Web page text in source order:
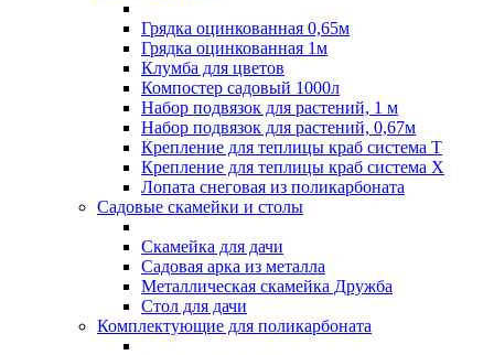
Грядка оцинкованная 0,65м
Грядка оцинкованная 1м
Клумба для цветов
Компостер садовый 1000л
Набор подвязок для растений, 1 м
Набор подвязок для растений, 0,67м
Крепление для теплицы краб система Т
Крепление для теплицы краб система Х
Лопата снеговая из поликарбоната
Садовые скамейки и столы
Скамейка для дачи
Садовая арка из металла
Металлическая скамейка Дружба
Стол для дачи
Комплектующие для поликарбоната